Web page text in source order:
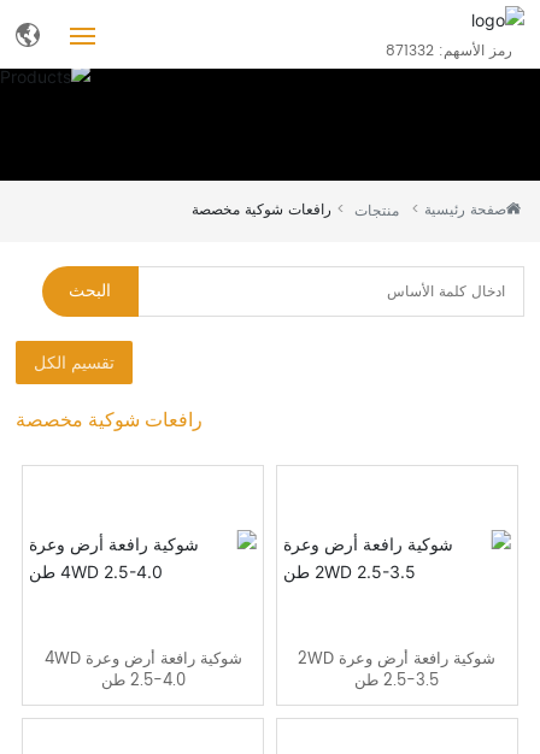
رمز الأسهم: 871332
منتجات
مدونة
وظائف
اتصل بنا
صفحة رئيسية منتجات رافعات شوكية مخصصة
البحث
تقسيم الكل
رافعات شوكية مخصصة
شوكية رافعة أرض وعرة 2WD
2.5-3.5 طن
شوكية رافعة أرض وعرة 4WD
2.5-4.0 طن